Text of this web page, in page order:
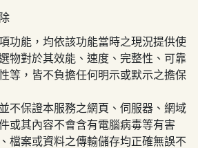
功能，均依該功能當時之現況提供使
物對於其效能、速度、完整性、可靠
等，皆不負擔任何明示或默示之擔保
並不保證本服務之網頁、伺服器、網域
或其內容不會含有電腦病毒等有害
檔案或資料之傳輸儲存均正確無誤不